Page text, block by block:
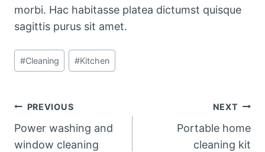
morbi. Hac habitasse platea dictumst quisque
sagittis purus sit amet.
Post
Tags:
#Cleaning #Kitchen
Post
navigation
PREVIOUS
Power washing and
window cleaning
NEXT
Portable home
cleaning kit